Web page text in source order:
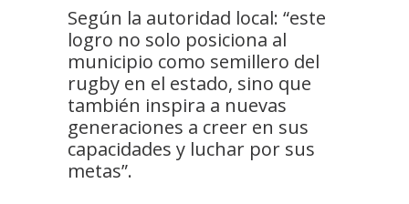
Según la autoridad local: “este
logro no solo posiciona al
municipio como semillero del
rugby en el estado, sino que
también inspira a nuevas
generaciones a creer en sus
capacidades y luchar por sus
metas”.